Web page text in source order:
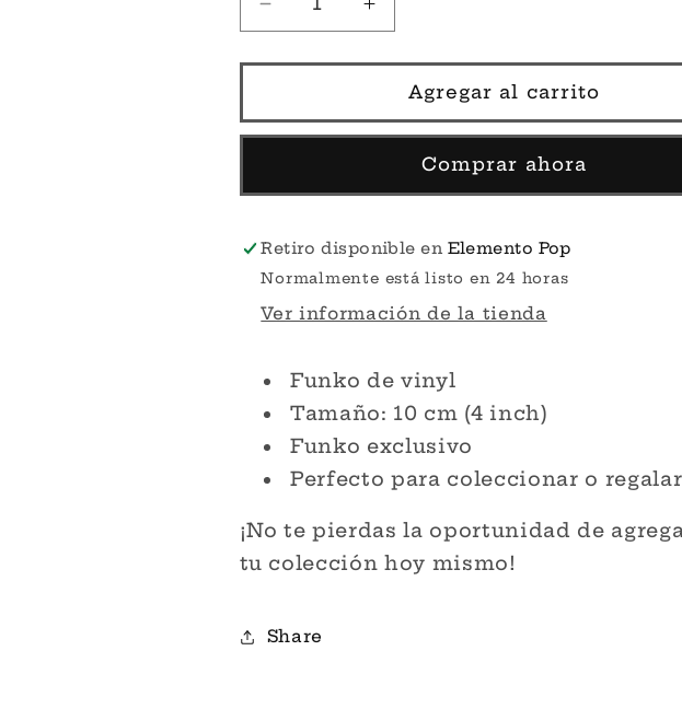
Reducir
cantidad
para
Hashiraba
Box
#1090
Demon
Slayer
Funko
Pop!
Aumentar
cantidad
para
Inosuke
Hashiraba
Box
Lunch
#1090
Demon
Slayer
Funko
Pop!
Agregar al carrito
Comprar ahora
Retiro disponible en Elemento Pop
Normalmente está listo en 24 horas
Ver información de la tienda
Funko de vinyl
Tamaño: 10 cm (4 inch)
Funko exclusivo
Perfecto para coleccionar o regalar
¡No te pierdas la oportunidad de
tu colección hoy mismo!
Share